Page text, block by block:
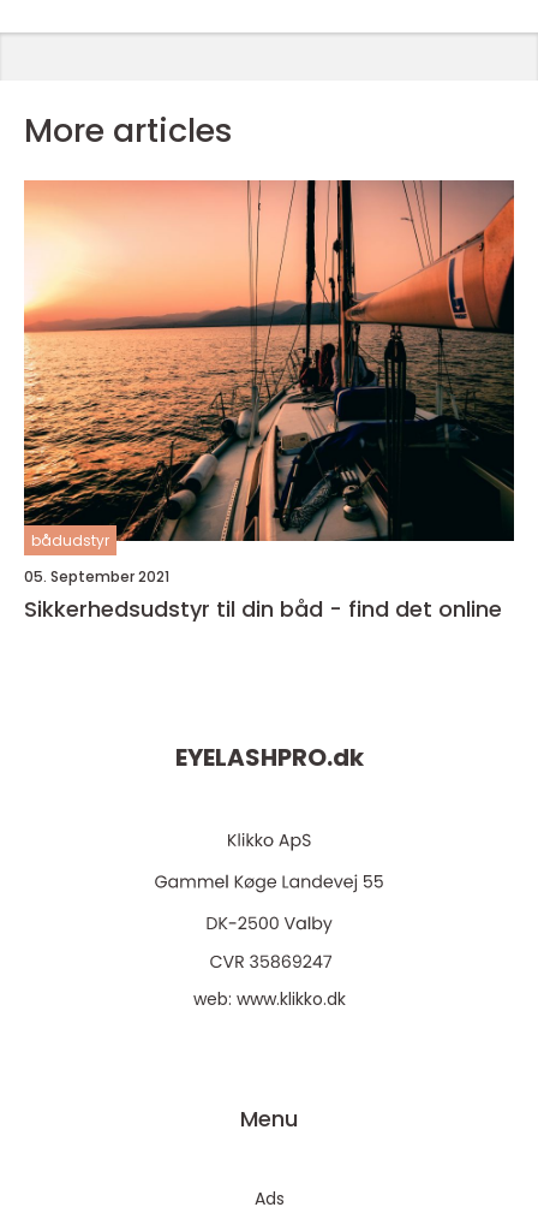
More articles
bådudstyr
05. September 2021
Sikkerhedsudstyr til din båd - find det online
EYELASHPRO.dk
web: www.klikko.dk
Menu
Ads